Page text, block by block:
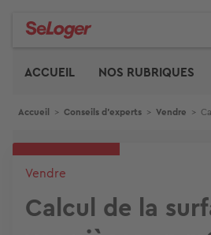
Aller
ACCUEIL
NOS RUBRIQUES
Fil d'Ariane
Accueil > Conseils d'experts > Vendre >
Vendre
Calcul de la